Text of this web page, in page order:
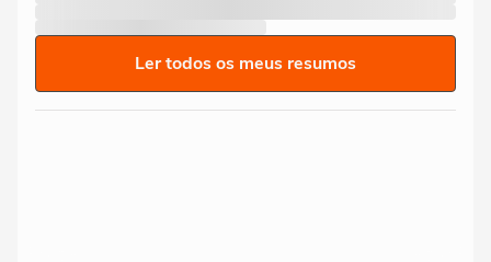
Ler todos os meus resumos